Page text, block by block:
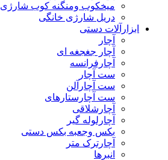
میخکوب ومنگنه کوب شارژی
دریل شارژی خانگی
ابزارآلات دستی
آچار
آچار جغجغه ای
آچارفرانسه
ست آچار
ست آچارآلن
ست آچارستارهای
آچارشلاقی
آچارلوله گیر
بکس وجعبه بکس دستی
آچارترک متر
انبرها